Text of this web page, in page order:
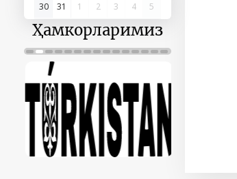
30
31 1 2 3 4 5
Ҳамкорларимиз